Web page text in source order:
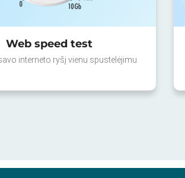
Web speed test
interneto ryšį vienu spustelėjimu